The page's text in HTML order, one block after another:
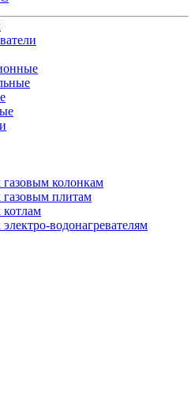
газовым колонкам
газовым плитам
котлам
электро-водонагревателям